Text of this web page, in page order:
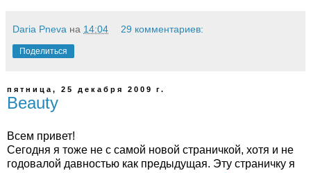
Daria Pneva на 14:04 29 комментариев:
Поделиться
пятница, 25 декабря 2009 г.
Beauty
Всем привет!
Сегодня я тоже не с самой новой страничкой, хотя и не
годовалой давностью как предыдущая. Эту страничку я